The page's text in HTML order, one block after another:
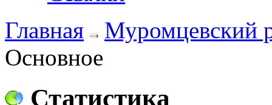
Главная
Муромцевский
Основное
Статистика